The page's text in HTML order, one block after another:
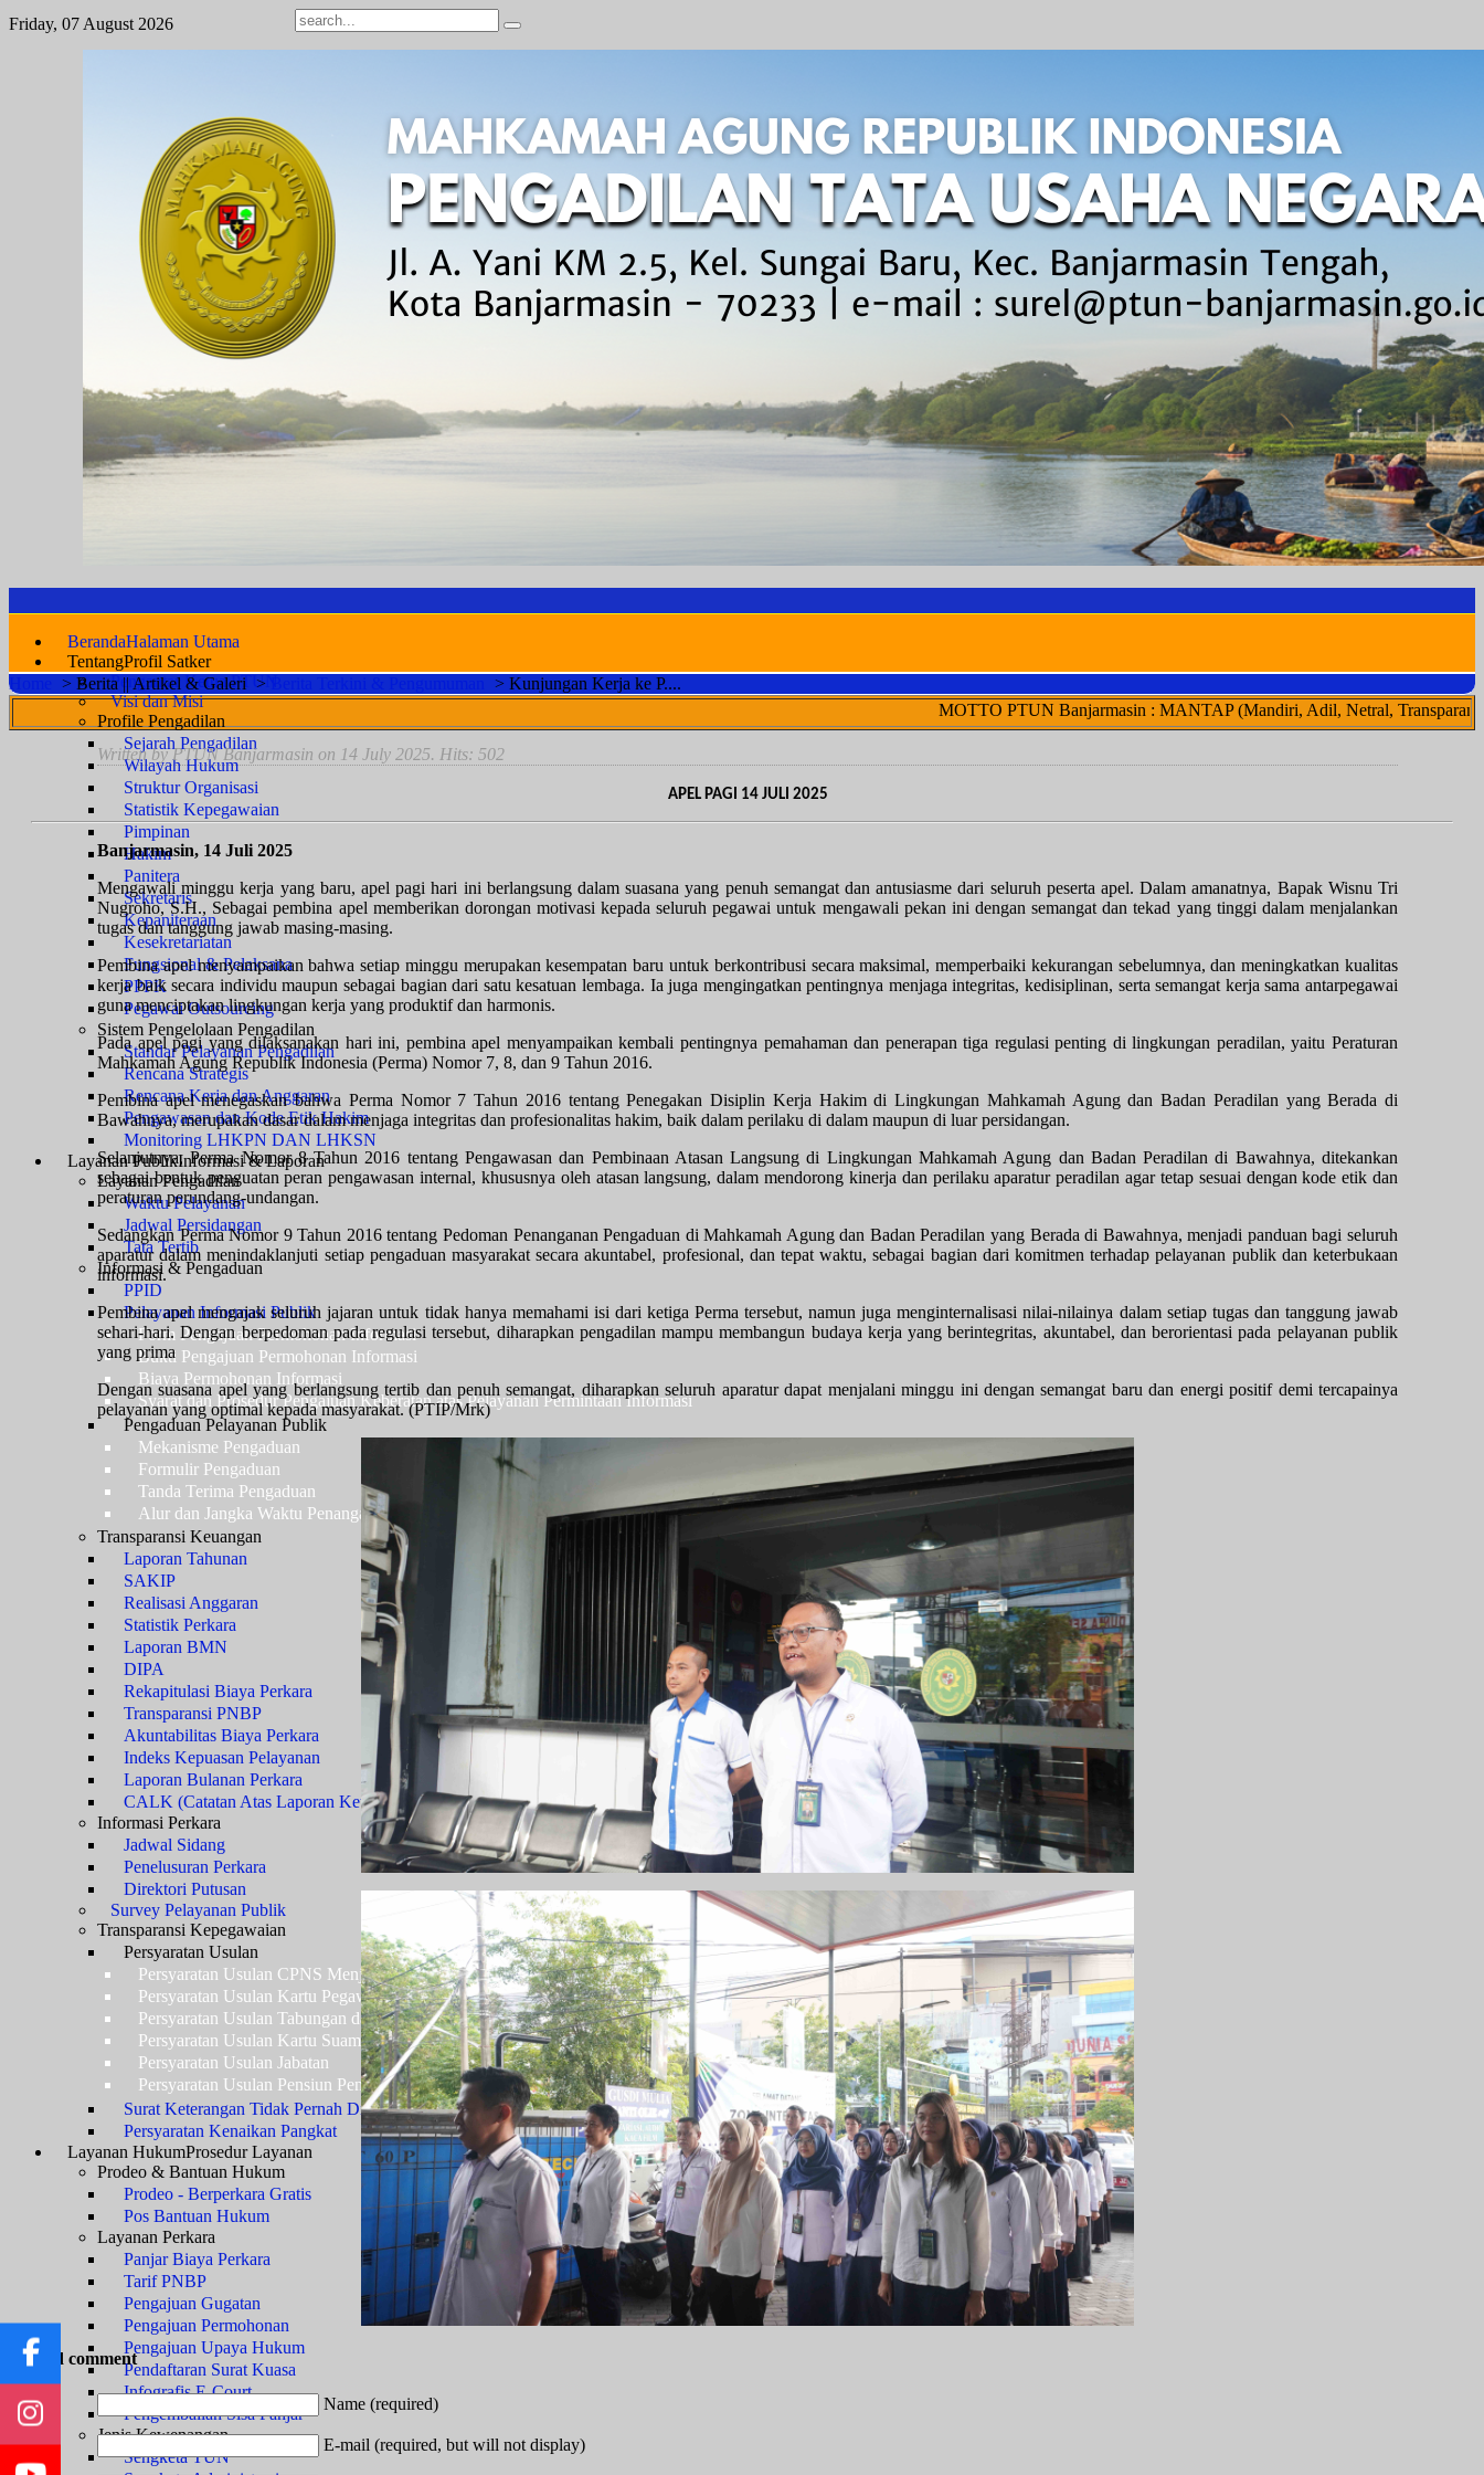
Friday, 07 August 2026
BerandaHalaman Utama
TentangProfil Satker
Pengantar Ketua PTUN
Visi dan Misi
Profile Pengadilan
Sejarah Pengadilan
Wilayah Hukum
Struktur Organisasi
Statistik Kepegawaian
Pimpinan
Hakim
Panitera
Sekretaris
Kepaniteraan
Kesekretariatan
Fungsional & Pelaksana
PPPK
Pegawai Outsourcing
Sistem Pengelolaan Pengadilan
Standar Pelayanan Pengadilan
Rencana Strategis
Rencana Kerja dan Anggaran
Pengawasan dan Kode Etik Hakim
Monitoring LHKPN DAN LHKSN
Layanan PublikInformasi & Laporan
Layanan Pengadilan
Waktu Pelayanan
Jadwal Persidangan
Tata Tertib
Informasi & Pengaduan
PPID
Pelayanan Informasi Publik
Form Pengajuan Permohonan Informasi
Bukti Pengajuan Permohonan Informasi
Biaya Permohonan Informasi
Syarat dan Prosedur Pengajuan Keberatan atas Pelayanan Permintaan Informasi
Pengaduan Pelayanan Publik
Mekanisme Pengaduan
Formulir Pengaduan
Tanda Terima Pengaduan
Alur dan Jangka Waktu Penanganan Pengaduan
Transparansi Keuangan
Laporan Tahunan
SAKIP
Realisasi Anggaran
Statistik Perkara
Laporan BMN
DIPA
Rekapitulasi Biaya Perkara
Transparansi PNBP
Akuntabilitas Biaya Perkara
Indeks Kepuasan Pelayanan
Laporan Bulanan Perkara
CALK (Catatan Atas Laporan Keuangan)
Informasi Perkara
Jadwal Sidang
Penelusuran Perkara
Direktori Putusan
Survey Pelayanan Publik
Transparansi Kepegawaian
Persyaratan Usulan
Persyaratan Usulan CPNS Menjadi PNS
Persyaratan Usulan Kartu Pegawai (KARPEG)
Persyaratan Usulan Tabungan dan Asuransi (TASPEN)
Persyaratan Usulan Kartu Suami (KARSU) atau Kartu Isteri (KARIS)
Persyaratan Usulan Jabatan
Persyaratan Usulan Pensiun Penuh
Surat Keterangan Tidak Pernah Dijatuhi Hukuman Disiplin
Persyaratan Kenaikan Pangkat
Layanan HukumProsedur Layanan
Prodeo & Bantuan Hukum
Prodeo - Berperkara Gratis
Pos Bantuan Hukum
Layanan Perkara
Panjar Biaya Perkara
Tarif PNBP
Pengajuan Gugatan
Pengajuan Permohonan
Pengajuan Upaya Hukum
Pendaftaran Surat Kuasa
Infografis E-Court
Pengembalian Sisa Panjar
Jenis Kewenangan
Sengketa TUN
Home > Berita || Artikel & Galeri > > Kunjungan Kerja ke P....
MOTTO PTUN Banjarmasin : MANTAP (Mandiri, Adil, Netral, Transparan, Akuntabel,
Written by PTUN Banjarmasin on 14 July 2025. Hits: 502
APEL PAGI 14 JULI 2025
Banjarmasin, 14 Juli 2025
Mengawali minggu kerja yang baru, apel pagi hari ini berlangsung dalam suasana yang penuh semangat dan antusiasme dari seluruh peserta apel. Dalam amanatnya, Bapak Wisnu Tri
Nugroho, S.H., Sebagai pembina apel memberikan dorongan motivasi kepada seluruh pegawai untuk mengawali pekan ini dengan semangat dan tekad yang tinggi dalam menjalankan
tugas dan tanggung jawab masing-masing.
Pembina apel menyampaikan bahwa setiap minggu merupakan kesempatan baru untuk berkontribusi secara maksimal, memperbaiki kekurangan sebelumnya, dan meningkatkan kualitas
kerja baik secara individu maupun sebagai bagian dari satu kesatuan lembaga. Ia juga mengingatkan pentingnya menjaga integritas, kedisiplinan, serta semangat kerja sama antarpegawai
guna menciptakan lingkungan kerja yang produktif dan harmonis.
Pada apel pagi yang dilaksanakan hari ini, pembina apel menyampaikan kembali pentingnya pemahaman dan penerapan tiga regulasi penting di lingkungan peradilan, yaitu Peraturan
Mahkamah Agung Republik Indonesia (Perma) Nomor 7, 8, dan 9 Tahun 2016.
Pembina apel menegaskan bahwa Perma Nomor 7 Tahun 2016 tentang Penegakan Disiplin Kerja Hakim di Lingkungan Mahkamah Agung dan Badan Peradilan yang Berada di
Bawahnya, merupakan dasar dalam menjaga integritas dan profesionalitas hakim, baik dalam perilaku di dalam maupun di luar persidangan.
Selanjutnya, Perma Nomor 8 Tahun 2016 tentang Pengawasan dan Pembinaan Atasan Langsung di Lingkungan Mahkamah Agung dan Badan Peradilan di Bawahnya, ditekankan
sebagai bentuk penguatan peran pengawasan internal, khususnya oleh atasan langsung, dalam mendorong kinerja dan perilaku aparatur peradilan agar tetap sesuai dengan kode etik dan
peraturan perundang-undangan.
Sedangkan Perma Nomor 9 Tahun 2016 tentang Pedoman Penanganan Pengaduan di Mahkamah Agung dan Badan Peradilan yang Berada di Bawahnya, menjadi panduan bagi seluruh
aparatur dalam menindaklanjuti setiap pengaduan masyarakat secara akuntabel, profesional, dan tepat waktu, sebagai bagian dari komitmen terhadap pelayanan publik dan keterbukaan
informasi.
Pembina apel mengajak seluruh jajaran untuk tidak hanya memahami isi dari ketiga Perma tersebut, namun juga menginternalisasi nilai-nilainya dalam setiap tugas dan tanggung jawab
sehari-hari. Dengan berpedoman pada regulasi tersebut, diharapkan pengadilan mampu membangun budaya kerja yang berintegritas, akuntabel, dan berorientasi pada pelayanan publik
yang prima
Dengan suasana apel yang berlangsung tertib dan penuh semangat, diharapkan seluruh aparatur dapat menjalani minggu ini dengan semangat baru dan energi positif demi tercapainya
pelayanan yang optimal kepada masyarakat. (PTIP/Mrk)
Add comment
Name (required)
E-mail (required, but will not display)